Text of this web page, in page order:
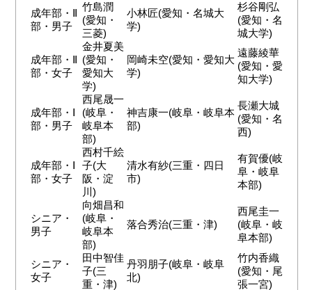
成年部・Ⅱ
部・男子
竹島潤
(愛知・
三菱)
小林匠(愛知・名城大
学)
杉谷剛弘
(愛知・名
城大学)
成年部・Ⅱ
部・女子
金井夏美
(愛知・
愛知大
学)
岡崎未空(愛知・愛知大
学)
遠藤綾華
(愛知・愛
知大学)
成年部・Ⅰ
部・男子
西尾晟一
(岐阜・
岐阜本
部)
神吉康一(岐阜・岐阜本
部)
長瀬大城
(愛知・名
西)
成年部・Ⅰ
部・女子
西村千絵
子(大
阪・淀
川)
清水有紗(三重・四日
市)
有賀優(岐
阜・岐阜
本部)
シニア・
男子
向畑昌和
(岐阜・
岐阜本
部)
落合秀治(三重・津)
西尾圭一
(岐阜・岐
阜本部)
シニア・
女子
田中智佳
子(三
重・津)
丹羽朋子(岐阜・岐阜
北)
竹内香織
(愛知・尾
張一宮)